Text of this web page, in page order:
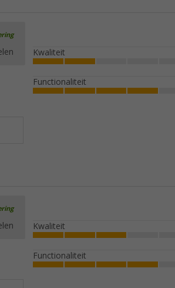
Kwaliteit
Functionaliteit
Kwaliteit
Functionaliteit